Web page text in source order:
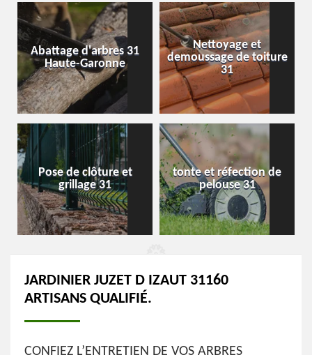
Abattage d'arbres 31
Haute-Garonne
Nettoyage et
demoussage de toiture
31
Pose de clôture et
grillage 31
tonte et réfection de
pelouse 31
JARDINIER JUZET D IZAUT 31160
ARTISANS QUALIFIÉ.
CONFIEZ L’ENTRETIEN DE VOS ARBRES